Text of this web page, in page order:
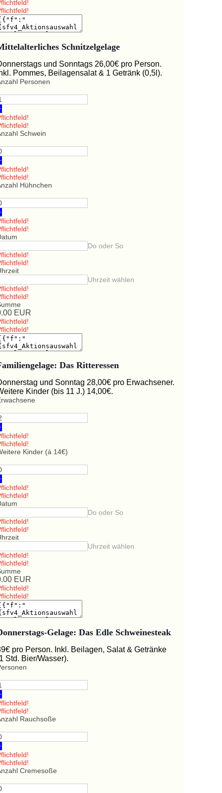
Schnitzelgelage
und Sonntags 26,00€ pro Person.
Pommes, Beilagensalat & 1 Getränk (0,5l).
Personen
Schwein
Hühnchen
Do oder So
Uhrzeit wählen
EUR
Das Ritteressen
und Sonntag 28,00€ pro Erwachsener.
Kinder (bis 11 J.) 14,00€.
Kinder (á 14€)
Do oder So
Uhrzeit wählen
EUR
Gelage: Das Edle Schweinesteak
pro Person. Inkl. Beilagen, Salat & Getränke
Std. Bier/Wasser).
Rauchsoße
Cremesoße